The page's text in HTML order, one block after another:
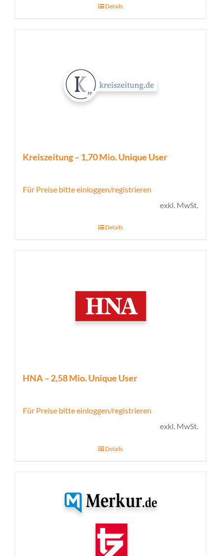
Details
Kreiszeitung – 1,70 Mio. Unique User
Für Preise bitte einloggen/registrieren
exkl. MwSt.
Details
HNA – 2,58 Mio. Unique User
Für Preise bitte einloggen/registrieren
exkl. MwSt.
Details